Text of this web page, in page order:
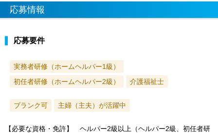
応募情報
応募要件
実務者研修（ホームヘルパー1級）
初任者研修（ホームヘルパー2級）
介護福祉士
ブランク可 主婦（主夫）が活躍中
【必要な資格・免許】 ヘルパー2級以上（ヘルパー2級、初任者研